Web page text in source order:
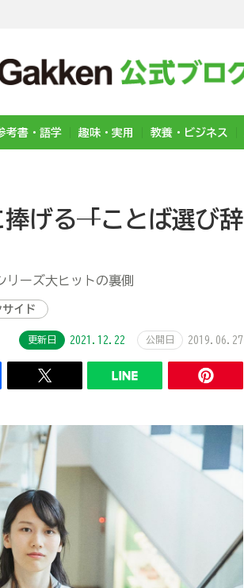
考書・語学 趣味・実用 教養・ビジネス
げる──「ことば選び辞
リーズ大ヒットの裏側
イド
更新日 2021.12.22 公開日 2019.06.27